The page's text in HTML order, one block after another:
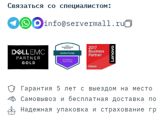
Связаться со специалистом:
info@servermall.ru
Гарантия 5 лет с выездом на место
Самовывоз и бесплатная доставка
Надежная упаковка и страхование